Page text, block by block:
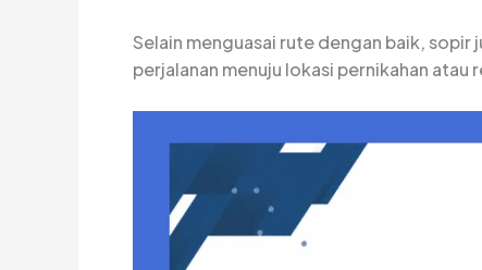
Selain menguasai rute dengan baik,
perjalanan menuju lokasi pernikahan atau